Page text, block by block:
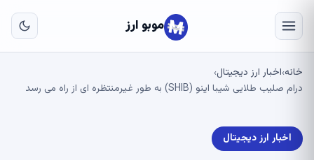
موبو ارز
خانه›اخبار ارز دیجیتال›
درام صلیب طلایی شیبا اینو (SHIB) به طور غیرمنتظره ای از راه می رسد
اخبار ارز دیجیتال